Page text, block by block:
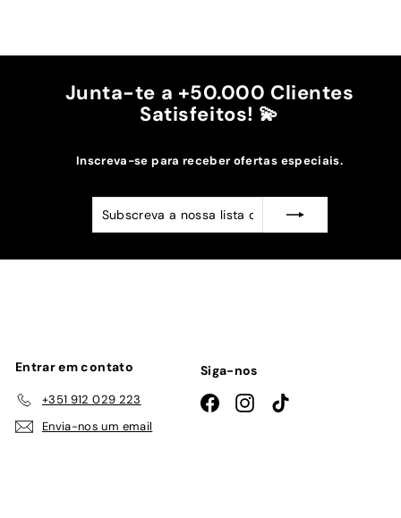
Junta-te a +50.000 Clientes
Satisfeitos! 💫
Inscreva-se para receber ofertas especiais.
Subscreva
a
Subscrever
Entrar em contato
+351 912 029 223
Envia-nos um email
Siga-nos
FacebookInstagramTikTok